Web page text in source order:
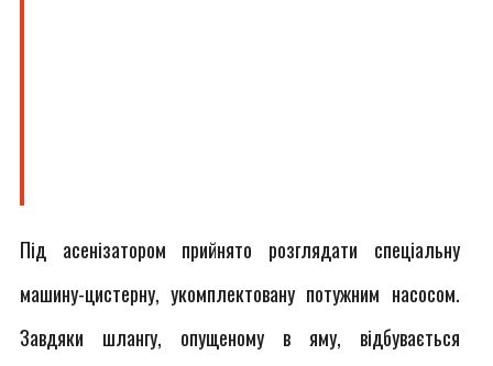
Під асенізатором прийнято розглядати спеціальну
машину-цистерну, укомплектовану потужним насосом.
Завдяки шлангу, опущеному в яму, відбувається